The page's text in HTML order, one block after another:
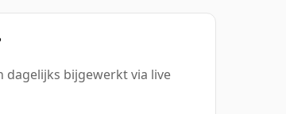
dagelijks bijgewerkt via live